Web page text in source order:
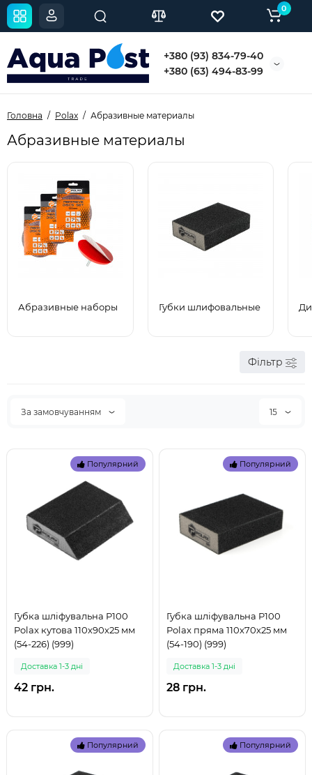
+380 (93) 834-79-40
+380 (63) 494-83-99
0
Головна Polax Абразивные материалы
Абразивные материалы
Абразивные наборы Губки шлифовальные
Фільтр
За замовчуванням 15
Популярний
Губка шліфувальна P100
Polax кутова 110х90х25 мм
(54-226) (999)
Доставка 1-3 дні
42 грн.
Популярний
Губка шліфувальна P100
Polax пряма 110х70х25 мм
(54-190) (999)
Доставка 1-3 дні
28 грн.
Популярний Популярний